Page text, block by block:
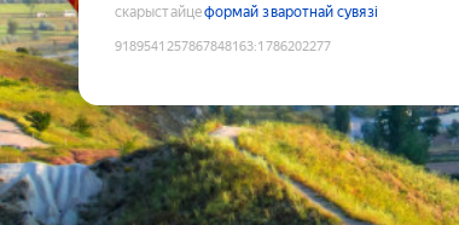
скарыстайцеформай зваротнай сувязі
9189541257867848163:1786202277